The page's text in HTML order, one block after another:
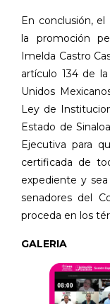
En conclusión,
la promoción
Imelda Castro
artículo 134 de
Unidos
Ley de
Estado de
Ejecutiva para
certificada de
expediente y
senadores del
proceda en los
GALERIA